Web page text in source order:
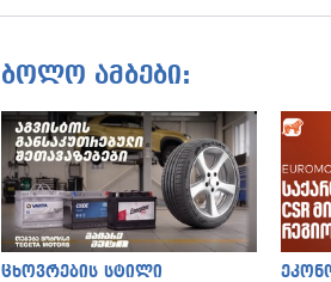
ბოლო ამბები:
ცხოვრების სტილი